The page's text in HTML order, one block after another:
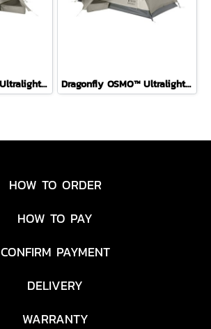
Dragonfly OSMO™ Ultralight Backpacking Tent FOG 1P Dragonfly OSMO™ Ultralight Backpacking Tent FOG 2P
HOW TO ORDER
HOW TO PAY
CONFIRM PAYMENT
DELIVERY
WARRANTY